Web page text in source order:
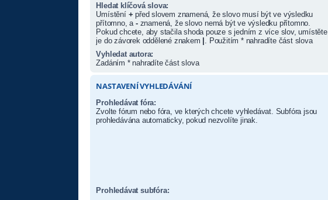
Hledat klíčová slova:
Umístění + před slovem znamená, že slovo musí být ve výsledku
přítomno, a -znamená, že slovo nemá být ve výsledku přítomno.
Pokud chcete, aby stačila shoda pouze s jedním z více slov, umístěte
je do závorek oddělené znakem | . Použitím * nahradíte část slova
Vyhledat autora:
Zadáním * nahradíte část slova
NASTAVENÍ VYHLEDÁVÁNÍ
Prohledávat fóra:
Zvolte fórum nebo fóra, ve kterých chcete vyhledávat. Subfóra jsou
prohledávána automaticky, pokud nezvolíte jinak.
Prohledávat subfóra: